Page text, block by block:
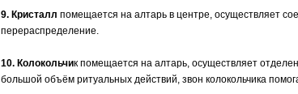
9. Кристалл помещается на алтарь в центре, осуществляет
перераспределение.
10. Колокольчик помещается на алтарь, осуществляет
большой объём ритуальных действий, звон колокольчика